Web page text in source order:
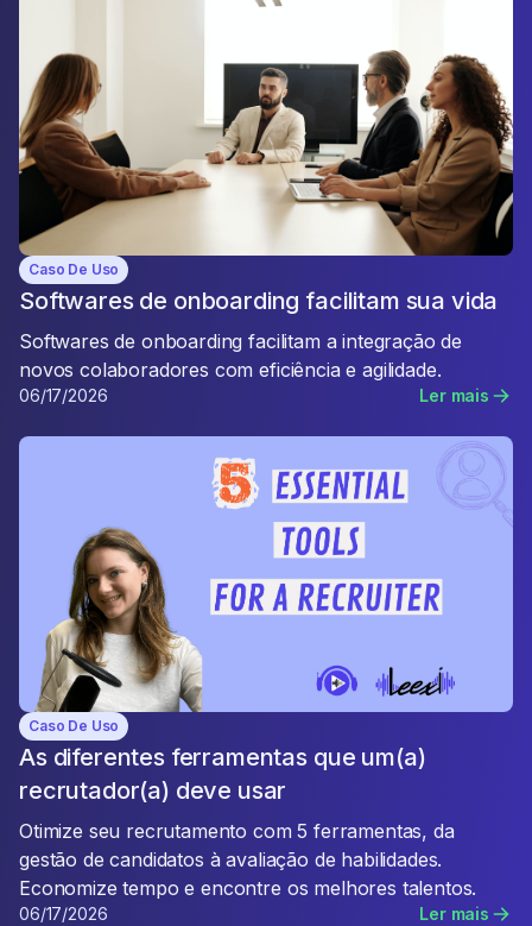
Caso De Uso
Softwares de onboarding facilitam sua vida
Softwares de onboarding facilitam a integração de
novos colaboradores com eficiência e agilidade.
06/17/2026 Ler mais
Caso De Uso
As diferentes ferramentas que um(a)
recrutador(a) deve usar
Otimize seu recrutamento com 5 ferramentas, da
gestão de candidatos à avaliação de habilidades.
Economize tempo e encontre os melhores talentos.
06/17/2026 Ler mais